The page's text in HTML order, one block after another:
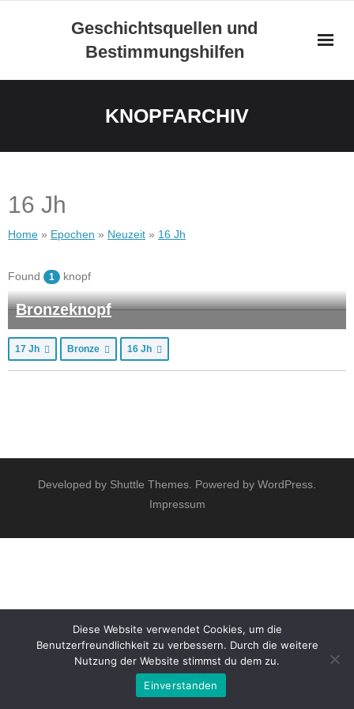
Geschichtsquellen und
Bestimmungshilfen
KNOPFARCHIV
16 Jh
Home » Epochen » Neuzeit » 16 Jh
Found 1 knopf
Bronzeknopf
17 Jh Bronze 16 Jh
Developed by Shuttle Themes . Powered by WordPress
Impressum
Diese Website verwendet Cookies, um die
Benutzerfreundlichkeit zu verbessern. Durch die weitere
Nutzung der Website stimmst du dem zu.
Einverstanden